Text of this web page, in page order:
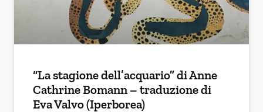
“La stagione dell’acquario” di Anne
Cathrine Bomann – traduzione di
Eva Valvo (Iperborea)